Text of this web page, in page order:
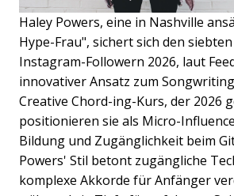
Haley Powers, eine in Nashville
Hype-Frau", sichert sich den
Instagram-Followern 2026, laut
innovativer Ansatz zum
Creative Chord-ing-Kurs, der 2026
positionieren sie als Micro-
Bildung und Zugänglichkeit beim
Powers' Stil betont zugängliche
komplexe Akkorde für Anfänger